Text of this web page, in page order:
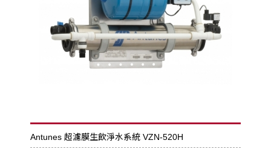
Antunes 超濾膜生飲淨水系統 VZN-520H